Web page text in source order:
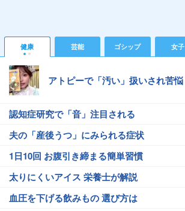
健康 芸能 ゴシップ 女子
アトピーで「汚い」扱いされ苦悩
認知症研究で「音」注目される
夫の「産後うつ」にみられる症状
1日10回 お腹引き締まる簡単習慣
太りにくいアイス 栄養士が解説
血圧を下げる飲みもの 選び方は